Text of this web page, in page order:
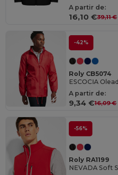
A partir de:
16,10 €39,11 €
-42%
Roly CB5074
A partir de:
9,34 €16,09 €
-56%
Roly RA1199